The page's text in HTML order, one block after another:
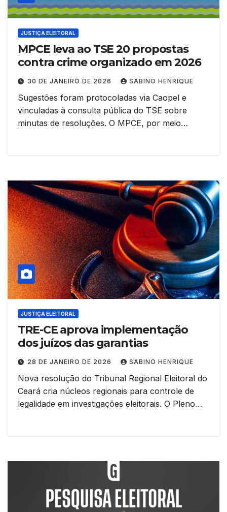
JUSTIÇA ELEITORAL
MPCE leva ao TSE 20 propostas
contra crime organizado em 2026
30 DE JANEIRO DE 2026 SABINO HENRIQUE
Sugestões foram protocoladas via Caopel e
vinculadas à consulta pública do TSE sobre
minutas de resoluções. O MPCE, por meio…
JUSTIÇA ELEITORAL
TRE-CE aprova implementação
dos juízos das garantias
28 DE JANEIRO DE 2026 SABINO HENRIQUE
Nova resolução do Tribunal Regional Eleitoral do
Ceará cria núcleos regionais para controle de
legalidade em investigações eleitorais. O Pleno…